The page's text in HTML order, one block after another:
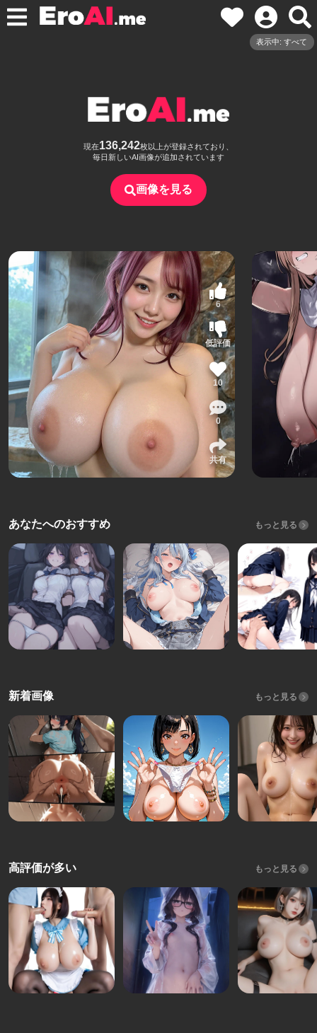
表示中: すべて
現在136,242枚以上が登録されており、
毎日新しいAI画像が追加されています
画像を見る
6
低評価
10
0
共有
あなたへのおすすめ もっと見る
新着画像 もっと見る
高評価が多い もっと見る